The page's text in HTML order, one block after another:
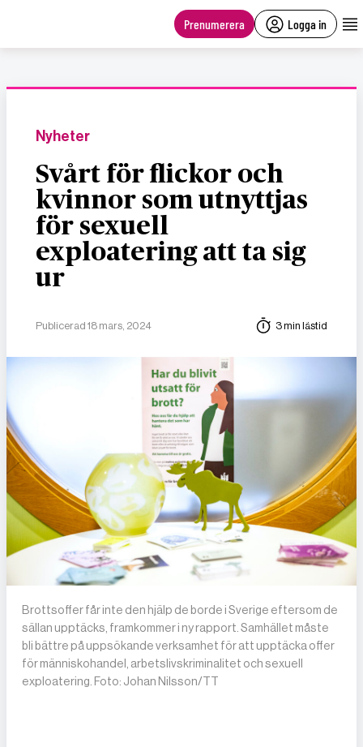
Prenumerera Logga in
Nyheter
Svårt för flickor och
kvinnor som utnyttjas
för sexuell
exploatering att ta sig
ur
Publicerad 18 mars, 2024 3 min lästid
Brottsoffer får inte den hjälp de borde i Sverige eftersom de
sällan upptäcks, framkommer i ny rapport. Samhället måste
bli bättre på uppsökande verksamhet för att upptäcka offer
för människohandel, arbetslivskriminalitet och sexuell
exploatering. Foto: Johan Nilsson/TT